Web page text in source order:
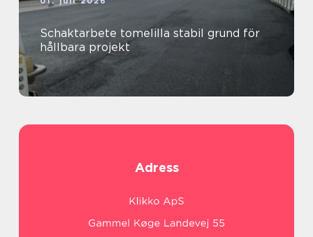
Schaktarbete tomelilla stabil grund för
hållbara projekt
Adress